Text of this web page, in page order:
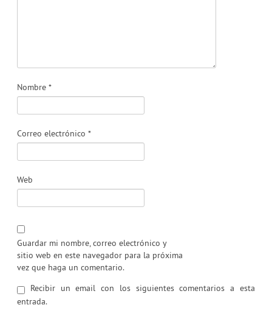
Nombre *
Correo electrónico *
Web
Guardar mi nombre, correo electrónico y
sitio web en este navegador para la próxima
vez que haga un comentario.
Recibir un email con los siguientes comentarios a esta
entrada.